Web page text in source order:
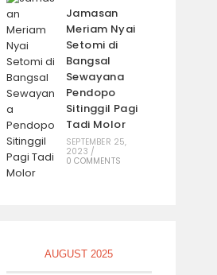
Jamasan
Meriam Nyai
Setomi di
Bangsal
Sewayana
Pendopo
Sitinggil Pagi
Tadi Molor
SEPTEMBER 25,
2023 /
0 COMMENTS
AUGUST 2025